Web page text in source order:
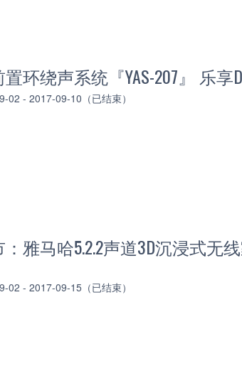
环绕声系统『YAS-207』 乐享
02 - 2017-09-10（已结束）
雅马哈5.2.2声道3D沉浸式无
02 - 2017-09-15（已结束）